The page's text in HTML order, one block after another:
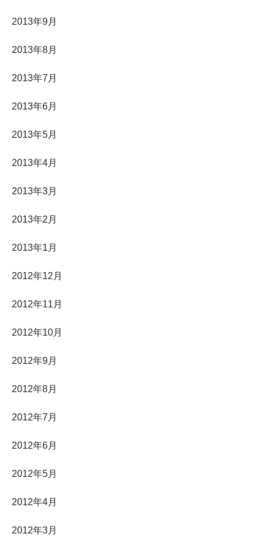
2013年9月
2013年8月
2013年7月
2013年6月
2013年5月
2013年4月
2013年3月
2013年2月
2013年1月
2012年12月
2012年11月
2012年10月
2012年9月
2012年8月
2012年7月
2012年6月
2012年5月
2012年4月
2012年3月